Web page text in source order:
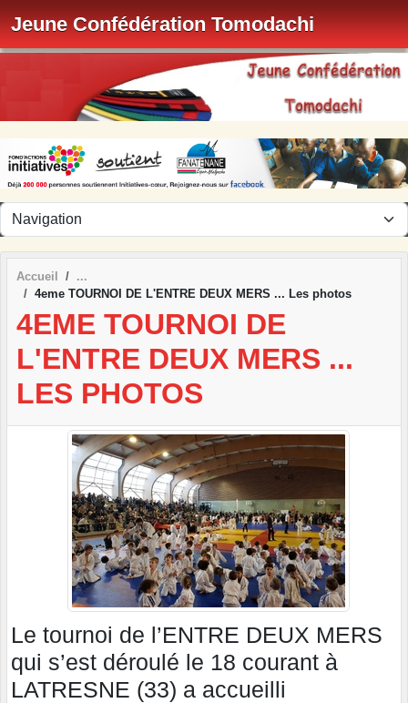
Jeune Confédération Tomodachi
Accueil
4eme TOURNOI DE L'ENTRE DEUX MERS ... Les photos
4EME TOURNOI DE
L'ENTRE DEUX MERS ...
LES PHOTOS
Le tournoi de l’ENTRE DEUX MERS
qui s’est déroulé le 18 courant à
LATRESNE (33) a accueilli